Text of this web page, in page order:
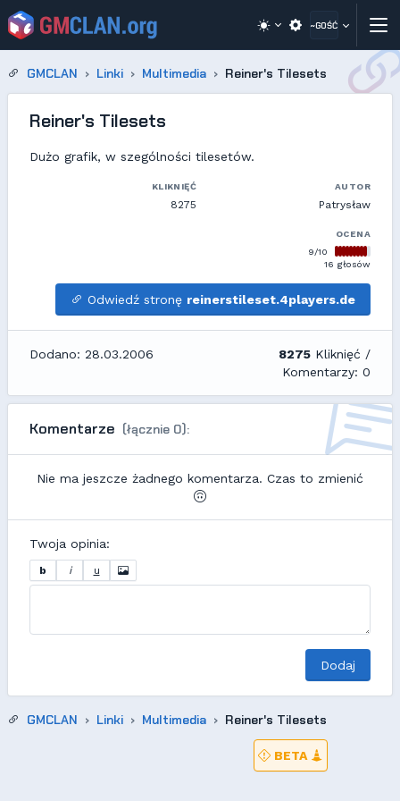
~GOŚĆ
GMCLAN Linki Multimedia Reiner's Tilesets
Reiner's Tilesets
Dużo grafik, w szególności tilesetów.
KLIKNIĘĆ
8275
AUTOR
Patrysław
OCENA
9/10
16 głosów
Odwiedź stronę reinerstileset.4players.de
Dodano: 28.03.2006 8275 Kliknięć /
Komentarzy: 0
Komentarze (łącznie 0):
Nie ma jeszcze żadnego komentarza. Czas to zmienić
Twoja opinia:
b i u
Dodaj
GMCLAN Linki Multimedia Reiner's Tilesets
BETA